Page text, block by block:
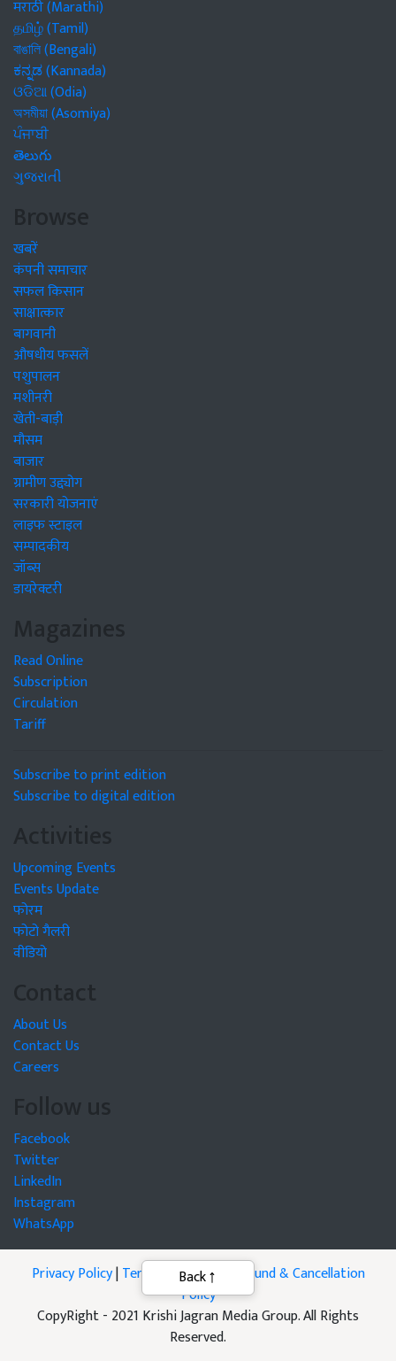
मराठी (Marathi)
தமிழ் (Tamil)
বাঙালি (Bengali)
ಕನ್ನಡ (Kannada)
ଓଡିଆ (Odia)
অসমীয়া (Asomiya)
ਪੰਜਾਬੀ
తెలుగు
ગુજરાતી
Browse
खबरें
कंपनी समाचार
सफल किसान
साक्षात्कार
बागवानी
औषधीय फसलें
पशुपालन
मशीनरी
खेती-बाड़ी
मौसम
बाजार
ग्रामीण उद्द्योग
सरकारी योजनाएं
लाइफ स्टाइल
सम्पादकीय
जॉब्स
डायरेक्टरी
Magazines
Read Online
Subscription
Circulation
Tariff
Subscribe to print edition
Subscribe to digital edition
Activities
Upcoming Events
Events Update
फोरम
फोटो गैलरी
वीडियो
Contact
About Us
Contact Us
Careers
Follow us
Facebook
Twitter
LinkedIn
Instagram
WhatsApp
Privacy Policy|Terms of Service
Refund & Cancellation
Policy
CopyRight - 2021 Krishi Jagran Media Group. All Rights
Reserved.